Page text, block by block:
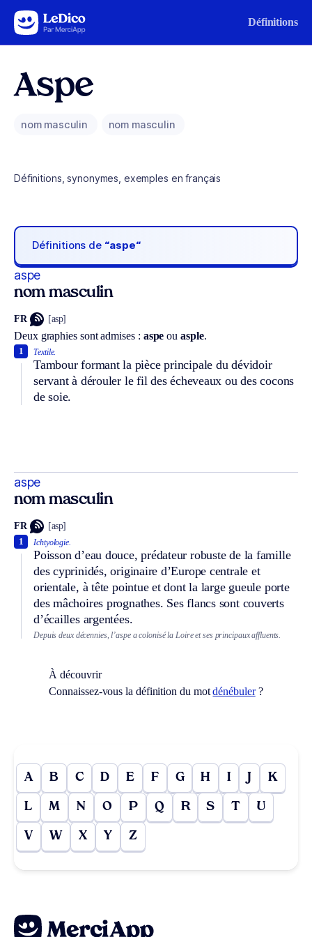
Aller au contenu Définitions
Aspe
nom masculin nom masculin
Définitions, synonymes, exemples en français
Définitions de “aspe“
aspe
nom masculin
FR [asp]
Deux graphies sont admises : aspe ouasple.
Textile.
Tambour formant la pièce principale du dévidoir
servant à dérouler le fil des écheveaux ou des cocons
de soie.
1
aspe
nom masculin
FR [asp]
Ichtyologie.
Poisson d’eau douce, prédateur robuste de la famille
des cyprinidés, originaire d’Europe centrale et
orientale, à tête pointue et dont la large gueule porte
des mâchoires prognathes. Ses flancs sont couverts
d’écailles argentées.
1
Depuis deux décennies, l’aspe a colonisé la Loire et ses principaux affluents.
À découvrir
Connaissez-vous la définition du motdénébuler?
A B C D E F G H I J K
L M N O P Q R S T U
V W X Y Z